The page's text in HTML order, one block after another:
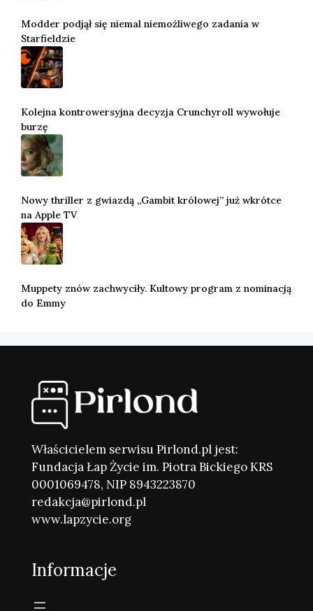
Modder podjął się niemal niemożliwego zadania w
Starfieldzie
Kolejna kontrowersyjna decyzja Crunchyroll wywołuje
burzę
Nowy thriller z gwiazdą „Gambit królowej” już wkrótce
na Apple TV
Muppety znów zachwyciły. Kultowy program z nominacją
do Emmy
Właścicielem serwisu Pirlond.pl jest:
Fundacja Łap Życie im. Piotra Bickiego KRS
0001069478, NIP 8943223870
redakcja@pirlond.pl
www.lapzycie.org
Informacje